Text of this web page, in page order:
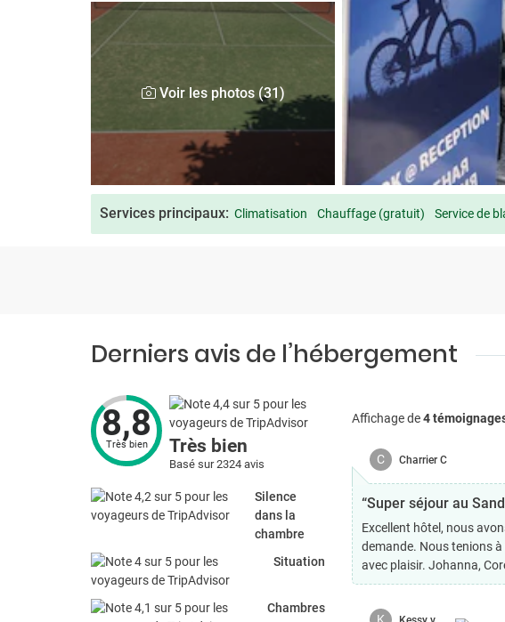
Voir les photos (31)
Services principaux: Climatisation Chauffage (gratuit) Service de
Derniers avis de l’hébergement
8,8
Très bien Très bien
Basé sur 2324 avis
Silence
dans la
chambre
Situation
Chambres
Affichage de4
C Charrier C
“Super séjour au
Excellent hôtel, nous
demande. Nous tenions
avec plaisir. Johanna,